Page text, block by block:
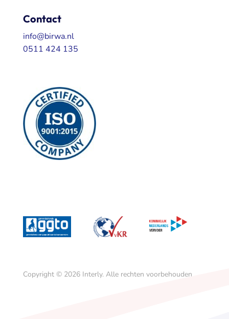
Contact
info@birwa.nl
0511 424 135
Copyright © 2026 Interly. Alle rechten voorbehouden